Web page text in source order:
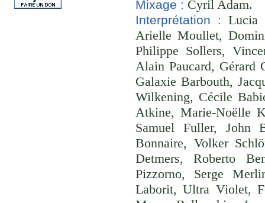
Mixage : Cyril Adam.
Interprétation :
Lucia
Arielle Moullet,
Philippe Sollers,
Alain Paucard, Gérard
Galaxie Barbouth,
Wilkening, Cécile
Atkine, Marie-Noëlle
Samuel Fuller, John
Bonnaire, Volker
Detmers, Roberto
Pizzorno, Serge
Laborit, Ultra Violet,